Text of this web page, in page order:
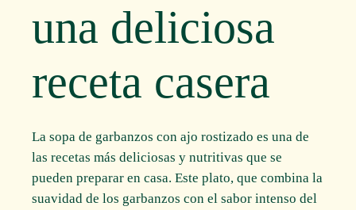
una deliciosa
receta casera
La sopa de garbanzos con ajo rostizado es una de
las recetas más deliciosas y nutritivas que se
pueden preparar en casa. Este plato, que combina la
suavidad de los garbanzos con el sabor intenso del